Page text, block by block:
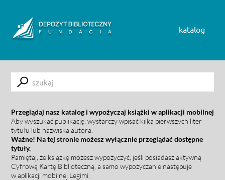
katalog
Submit
Przeglądaj nasz katalog i wypożyczaj książki w aplikacji mobilnej
Aby wyszukać publikację, wystarczy wpisać kilka pierwszych liter
tytułu lub nazwiska autora.
Ważne! Na tej stronie możesz wyłącznie przeglądać dostępne
tytuły.
Pamiętaj, że książkę możesz wypożyczyć, jeśli posiadasz aktywną
Cyfrową Kartę Biblioteczną, a samo wypożyczanie następuje
w aplikacji mobilnej Legimi.